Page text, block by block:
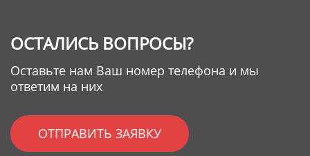
ОСТАЛИСЬ ВОПРОСЫ?
Оставьте нам Ваш номер телефона и мы
ответим на них
ОТПРАВИТЬ ЗАЯВКУ